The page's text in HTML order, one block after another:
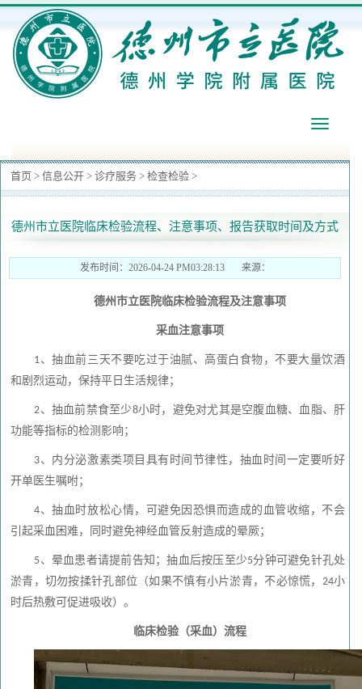
导
首页 > 信息公开 > 诊疗服务 > 检查检验 >
德州市立医院临床检验流程、注意事项、报告获取时间及方式
发布时间：2026-04-24 PM03:28:13 来源：
德州市立医院临床检验流程及注意事项
采血注意事项
1、抽血前三天不要吃过于油腻、高蛋白食物，不要大量饮酒
和剧烈运动，保持平日生活规律；
2、抽血前禁食至少8小时，避免对尤其是空腹血糖、血脂、肝
功能等指标的检测影响；
3、内分泌激素类项目具有时间节律性，抽血时间一定要听好
开单医生嘱咐；
4、抽血时放松心情，可避免因恐惧而造成的血管收缩，不会
引起采血困难，同时避免神经血管反射造成的晕厥；
5、晕血患者请提前告知；抽血后按压至少5分钟可避免针孔处
淤青，切勿按揉针孔部位（如果不慎有小片淤青，不必惊慌， 24小
时后热敷可促进吸收）。
临床检验（采血）流程